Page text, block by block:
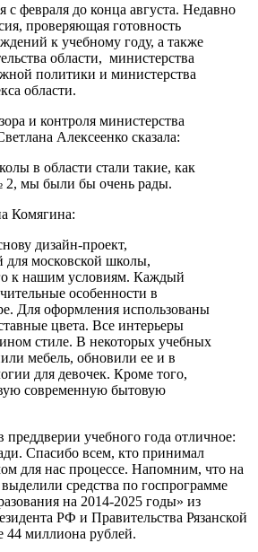
с февраля до конца августа. Недавно
проверяющая готовность
к учебному году, а также
области, министерства
политики и министерства
области.
и контроля министерства
Алексеенко сказала:
в области стали такие, как
2, мы были бы очень рады.
Комягина:
дизайн-проект,
для московской школы,
к нашим условиям. Каждый
особенности в
Для оформления использованы
цвета. Все интерьеры
стиле. В некоторых учебных
мебель, обновили ее и в
для девочек. Кроме того,
современную бытовую
преддверии учебного года отличное:
Спасибо всем, кто принимал
для нас процессе. Напомним, что на
средства по госпрограмме
на 2014-2025 годы» из
РФ и Правительства Рязанской
44 миллиона рублей.